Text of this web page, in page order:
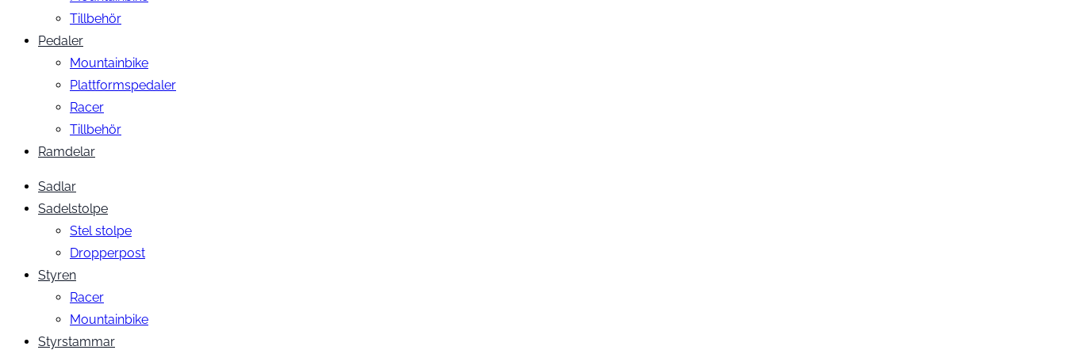
Tillbehör
Pedaler
Mountainbike
Plattformspedaler
Racer
Tillbehör
Ramdelar
Sadlar
Sadelstolpe
Stel stolpe
Dropperpost
Styren
Racer
Mountainbike
Styrstammar